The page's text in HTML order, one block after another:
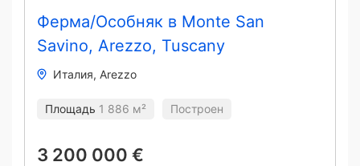
Ферма/Особняк в Monte San
Savino, Arezzo, Tuscany
Италия Arezzo
Площадь 1 886 м² Построен
3 200 000 €